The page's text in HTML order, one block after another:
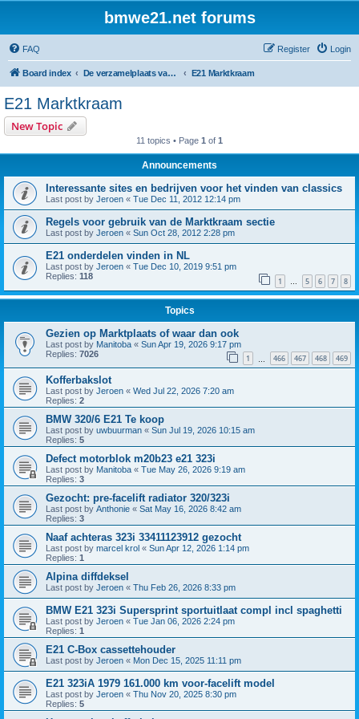
bmwe21.net forums
FAQ Login
Register
Board index De verzamelplaats van E21 fanaten der lage landen - Dutch forum E21 Marktkraam
E21 Marktkraam
New Topic
11 topics • Page 1 of 1
Announcements
Interessante sites en bedrijven voor het vinden van classics
Last post by Jeroen « Tue Dec 11, 2012 12:14 pm
Regels voor gebruik van de Marktkraam sectie
Last post by Jeroen « Sun Oct 28, 2012 2:28 pm
E21 onderdelen vinden in NL
Last post by Jeroen « Tue Dec 10, 2019 9:51 pm
Replies: 118 1 … 5 6 7 8
Topics
Gezien op Marktplaats of waar dan ook
Last post by Manitoba « Sun Apr 19, 2026 9:17 pm
Replies: 7026 1 466 467 468 469
Kofferbakslot
Last post by Jeroen « Wed Jul 22, 2026 7:20 am
Replies: 2
BMW 320/6 E21 Te koop
Last post by uwbuurman « Sun Jul 19, 2026 10:15 am
Replies: 5
Defect motorblok m20b23 e21 323i
Last post by Manitoba « Tue May 26, 2026 9:19 am
Replies: 3
Gezocht: pre-facelift radiator 320/323i
Last post by Anthonie « Sat May 16, 2026 8:42 am
Replies: 3
Naaf achteras 323i 33411123912 gezocht
Last post by marcel krol « Sun Apr 12, 2026 1:14 pm
Replies: 1
Alpina diffdeksel
Last post by Jeroen « Thu Feb 26, 2026 8:33 pm
BMW E21 323i Supersprint sportuitlaat compl incl spaghetti
Last post by Jeroen « Tue Jan 06, 2026 2:24 pm
Replies: 1
E21 C-Box cassettehouder
Last post by Jeroen « Mon Dec 15, 2025 11:11 pm
E21 323iA 1979 161.000 km voor-facelift model
Last post by Jeroen « Thu Nov 20, 2025 8:30 pm
Replies: 5